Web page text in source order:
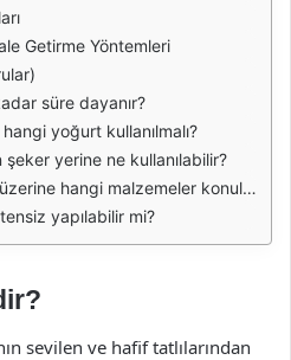
Getirme Yöntemleri
süre dayanır?
yoğurt kullanılmalı?
şeker yerine ne kullanılabilir?
hangi malzemeler konulabilir?
yapılabilir mi?
sevilen ve hafif tatlılarından